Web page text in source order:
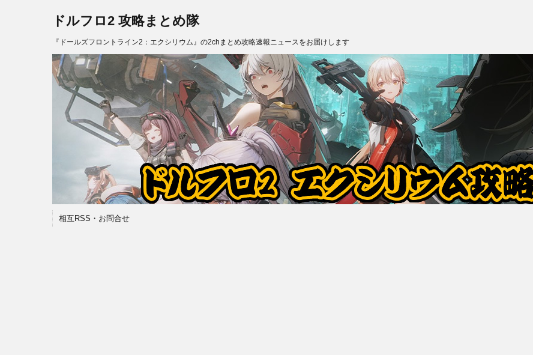
ドルフロ2 攻略まとめ隊
『ドールズフロントライン2：エクシリウム』の2chまとめ攻略速報ニュースをお届けします
相互RSS・お問合せ